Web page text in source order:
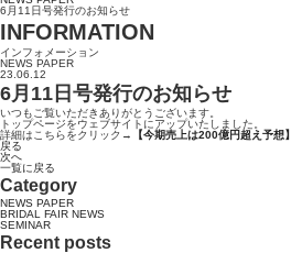
6月11日号発行のお知らせ
INFORMATION
インフォメーション
NEWS PAPER
23.06.12
6月11日号発行のお知らせ
いつもご覧いただきありがとうございます。
トップページをウェブサイトにアップいたしました。
詳細はこちらをクリック→
【今期売上は200億円超え予想】
戻る
次へ
一覧に戻る
Category
NEWS PAPER
BRIDAL FAIR NEWS
SEMINAR
Recent posts